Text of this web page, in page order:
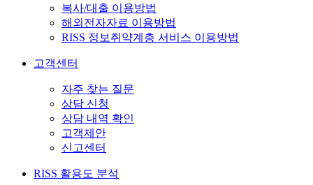
복사/대출 이용방법
해외전자자료 이용방법
RISS 정보취약계층 서비스 이용방법
고객센터
자주 찾는 질문
상담 신청
상담 내역 확인
고객제안
신고센터
RISS 활용도 분석